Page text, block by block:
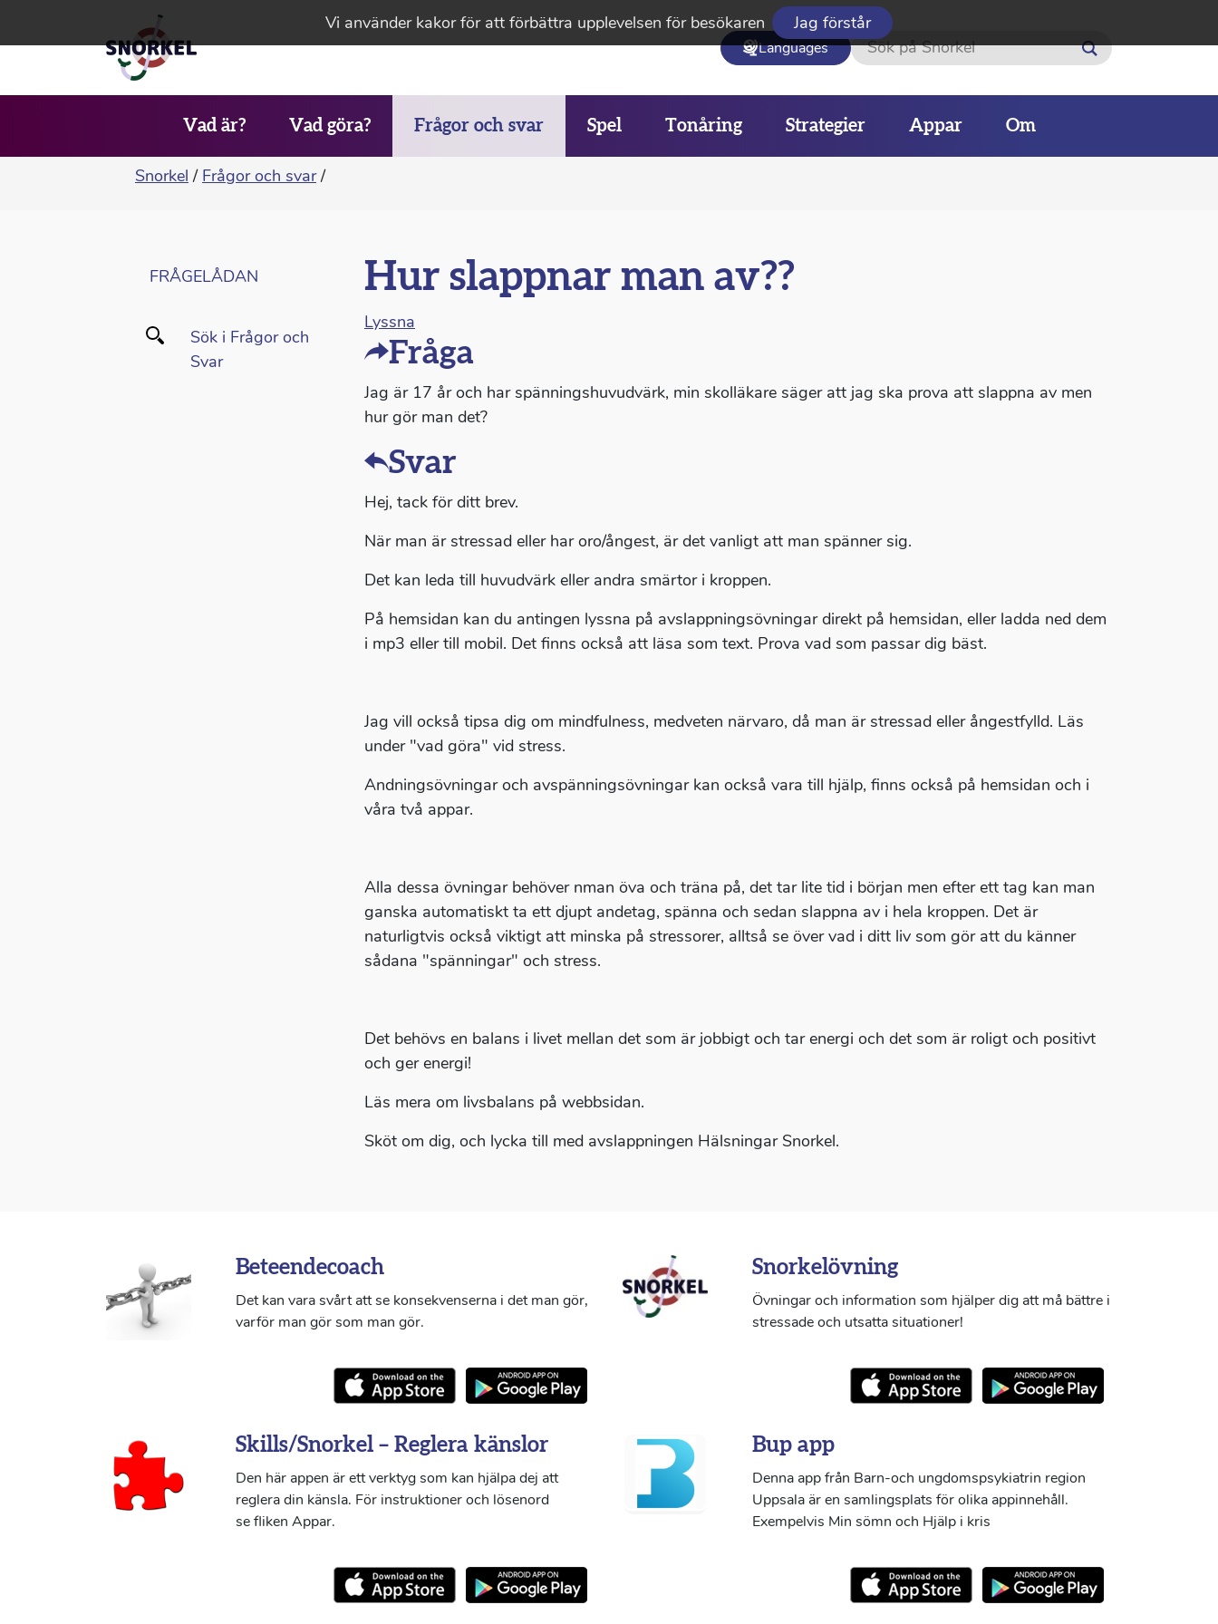
Vi använder kakor för att förbättra upplevelsen för besökaren Jag förstår
Languages Sök
Vad är? Vad göra? Frågor och svar Spel Tonåring Strategier Appar Om
Snorkel / Frågor och svar /
FRÅGELÅDAN
Sök i Frågor och
Svar
Hur slappnar man av??
Lyssna
Fråga
Jag är 17 år och har spänningshuvudvärk, min skolläkare säger att jag ska prova att slappna av men
hur gör man det?
Svar
Hej, tack för ditt brev.
När man är stressad eller har oro/ångest, är det vanligt att man spänner sig.
Det kan leda till huvudvärk eller andra smärtor i kroppen.
På hemsidan kan du antingen lyssna på avslappningsövningar direkt på hemsidan, eller ladda ned dem
i mp3 eller till mobil. Det finns också att läsa som text. Prova vad som passar dig bäst.
Jag vill också tipsa dig om mindfulness, medveten närvaro, då man är stressad eller ångestfylld. Läs
under "vad göra" vid stress.
Andningsövningar och avspänningsövningar kan också vara till hjälp, finns också på hemsidan och i
våra två appar.
Alla dessa övningar behöver nman öva och träna på, det tar lite tid i början men efter ett tag kan man
ganska automatiskt ta ett djupt andetag, spänna och sedan slappna av i hela kroppen. Det är
naturligtvis också viktigt att minska på stressorer, alltså se över vad i ditt liv som gör att du känner
sådana "spänningar" och stress.
Det behövs en balans i livet mellan det som är jobbigt och tar energi och det som är roligt och positivt
och ger energi!
Läs mera om livsbalans på webbsidan.
Sköt om dig, och lycka till med avslappningen Hälsningar Snorkel.
Beteendecoach
Det kan vara svårt att se konsekvenserna i det man gör,
varför man gör som man gör.
Snorkelövning
Övningar och information som hjälper dig att må bättre i
stressade och utsatta situationer!
Skills/Snorkel – Reglera känslor
Den här appen är ett verktyg som kan hjälpa dej att
reglera din känsla. För instruktioner och lösenord
se fliken Appar.
Bup app
Denna app från Barn-och ungdomspsykiatrin region
Uppsala är en samlingsplats för olika appinnehåll.
Exempelvis Min sömn och Hjälp i kris